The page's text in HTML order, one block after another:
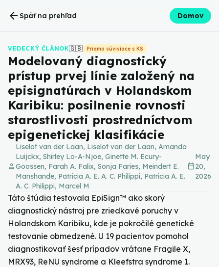
arrow_back Späť na prehľad Domov
VEDECKÝ ČLÁNOK🇬🇧 Priamo súvisiace s KS
Modelovaný diagnostický
prístup prvej línie založený na
episignatúrach v Holandskom
Karibiku: posilnenie rovnosti
starostlivosti prostredníctvom
epigenetickej klasifikácie
person
Liselot van der Laan, Liselot van der Laan, Amanda
Luijckx, Shirley Lo-A-Njoe, Ginette M. Ecury-
Goossen, Farah A. Falix, Sonja Faries, Meindert E.
Manshande, Patricia A. E. A. C. Philippi, Patricia A. E.
A. C. Philippi, Marcel M
calendar_today
May
20,
2026
Táto štúdia testovala EpiSign™ ako skorý
diagnostický nástroj pre zriedkavé poruchy v
Holandskom Karibiku, kde je pokročilé genetické
testovanie obmedzené. U 19 pacientov pomohol
diagnostikovať šesť prípadov vrátane Fragile X,
MRX93, ReNU syndrome a Kleefstra syndrome 1.